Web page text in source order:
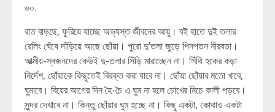
৬০.
রাত বাড়ছে, ফুরিয়ে যাচ্ছে অভ্যস্ত জীবনের আয়ু। বই হাতে দুই তলার
রেলিং ঘেঁষে দাঁড়িয়ে আছে ছোঁয়া। পুরো দু’তলা জুড়ে পিনপতন নীরবতা।
আত্মীয়-স্বজনদের কেউই দু-তলার সিঁড়ি মারাচ্ছেন না। সিঁথি হকের কড়া
নির্দেশ, ছোঁয়াকে কিছুতেই বিরক্ত করা যাবে না। ছোঁয়া ছোঁয়ার মতো খাবে,
ঘুমাবে। বিয়ের আগের দিন হৈ-চৈ এ ঘুম না হলে চোখের নিচে কালী পড়বে।
সুন্দর দেখাবে না। কিন্তু ছোঁয়ার ঘুম হচ্ছে না। কিছু একটা, কোথাও একটা